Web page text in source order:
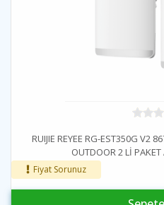
RUIJIE REYEE RG-EST350G V2
OUTDOOR 2 Lİ
Fiyat Sorunuz